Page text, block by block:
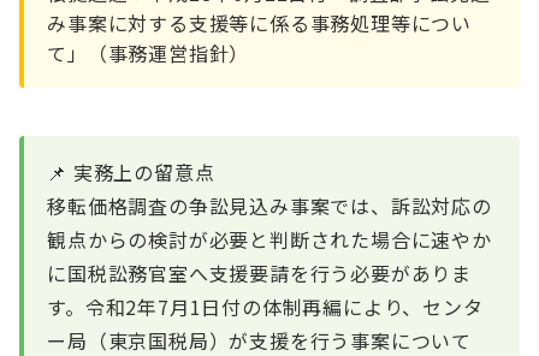
み事案に対する支援等に係る事務処理等につい
て」（事務運営指針）
📌 実務上の留意点
移転価格調査の争訟見込み事案では、訴訟対応の
観点からの検討が必要と判断された場合に速やか
に国税訟務官室へ支援要請を行う必要がありま
す。令和2年7月1日付の体制再編により、センタ
ー局（東京国税局）が支援を行う事案について